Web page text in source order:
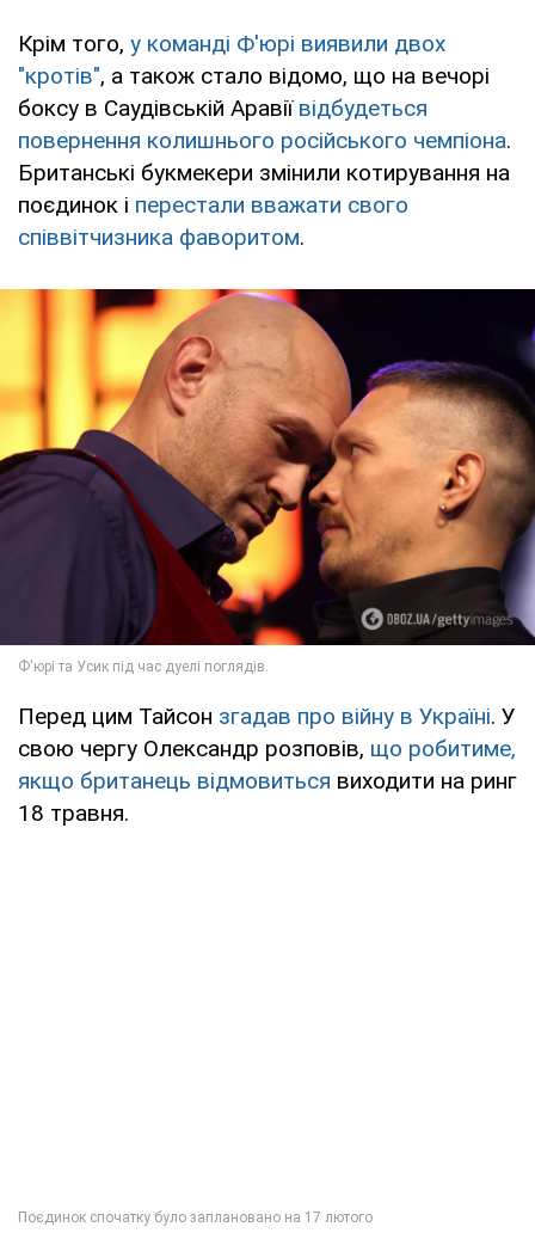
Крім того, у команді Ф'юрі виявили двох
"кротів", а також стало відомо, що на вечорі
боксу в Саудівській Аравії відбудеться
повернення колишнього російського чемпіона.
Британські букмекери змінили котирування на
поєдинок і перестали вважати свого
співвітчизника фаворитом.
Перед цим Тайсон згадав про війну в Україні. У
свою чергу Олександр розповів, що робитиме,
якщо британець відмовиться виходити на ринг
18 травня.